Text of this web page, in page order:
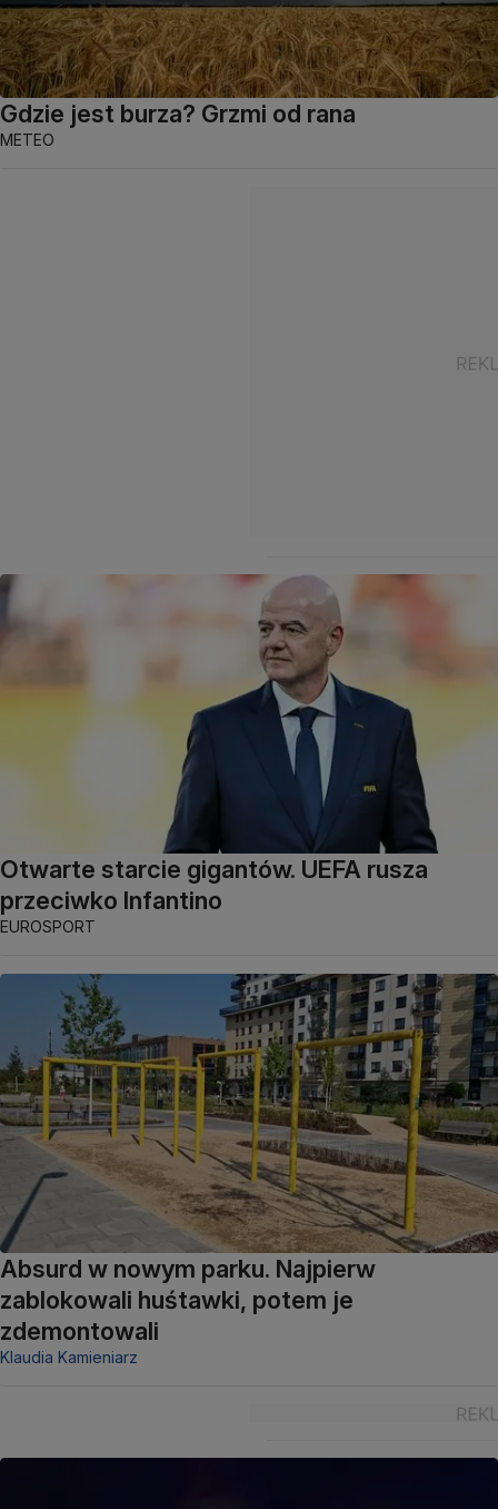
Gdzie jest burza? Grzmi od rana
METEO
Otwarte starcie gigantów. UEFA rusza
przeciwko Infantino
EUROSPORT
Absurd w nowym parku. Najpierw
zablokowali huśtawki, potem je
zdemontowali
Klaudia Kamieniarz